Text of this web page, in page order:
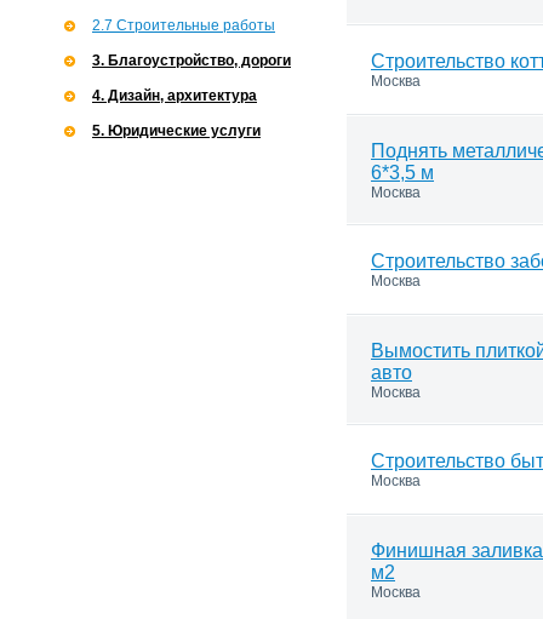
2.7 Строительные работы
3. Благоустройство, дороги
4. Дизайн, архитектура
5. Юридические услуги
Строительство
Москва
Поднять
6*3,5 м
Москва
Строительство
Москва
Вымостить
авто
Москва
Строительство
Москва
Финишная
м2
Москва